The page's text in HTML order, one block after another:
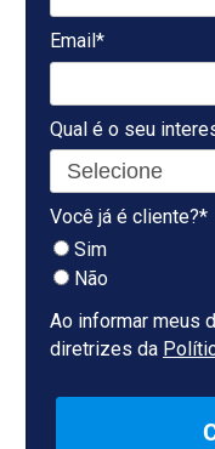
Email*
Qual é o seu
Você já é cliente?*
Sim
Não
Ao informar meus
diretrizes da